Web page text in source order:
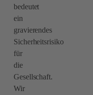
bedeutet
ein
gravierendes
Sicherheitsrisiko
für
die
Gesellschaft.
Wir